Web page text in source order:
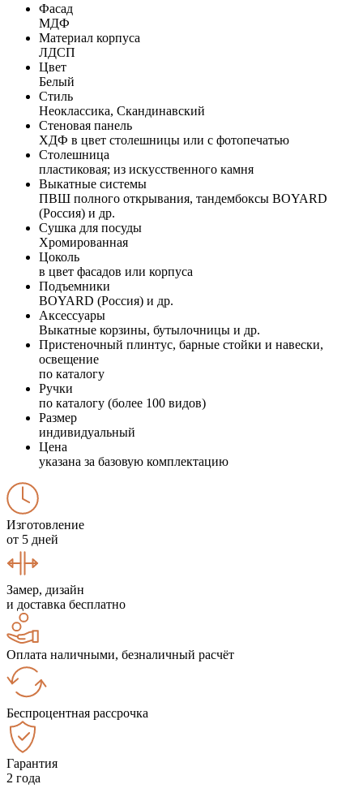
Фасад
МДФ
Материал корпуса
ЛДСП
Цвет
Белый
Стиль
Неоклассика, Скандинавский
Стеновая панель
ХДФ в цвет столешницы или с фотопечатью
Столешница
пластиковая; из искусственного камня
Выкатные системы
ПВШ полного открывания, тандембоксы BOYARD
(Россия) и др.
Сушка для посуды
Хромированная
Цоколь
в цвет фасадов или корпуса
Подъемники
BOYARD (Россия) и др.
Аксессуары
Выкатные корзины, бутылочницы и др.
Пристеночный плинтус, барные стойки и навески,
освещение
по каталогу
Ручки
по каталогу (более 100 видов)
Размер
индивидуальный
Цена
указана за базовую комплектацию
Изготовление
от 5 дней
Замер, дизайн
и доставка бесплатно
Оплата наличными, безналичный расчёт
Беспроцентная рассрочка
Гарантия
2 года